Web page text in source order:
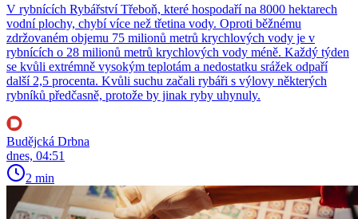
V rybnících Rybářství Třeboň, které hospodaří na 8000 hektarech
vodní plochy, chybí více než třetina vody. Oproti běžnému
zdržovaném objemu 75 milionů metrů krychlových vody je v
rybnících o 28 milionů metrů krychlových vody méně. Každý týden
se kvůli extrémně vysokým teplotám a nedostatku srážek odpaří
další 2,5 procenta. Kvůli suchu začali rybáři s výlovy některých
rybníků předčasně, protože by jinak ryby uhynuly.
Budějcká Drbna
dnes, 04:51
2 min